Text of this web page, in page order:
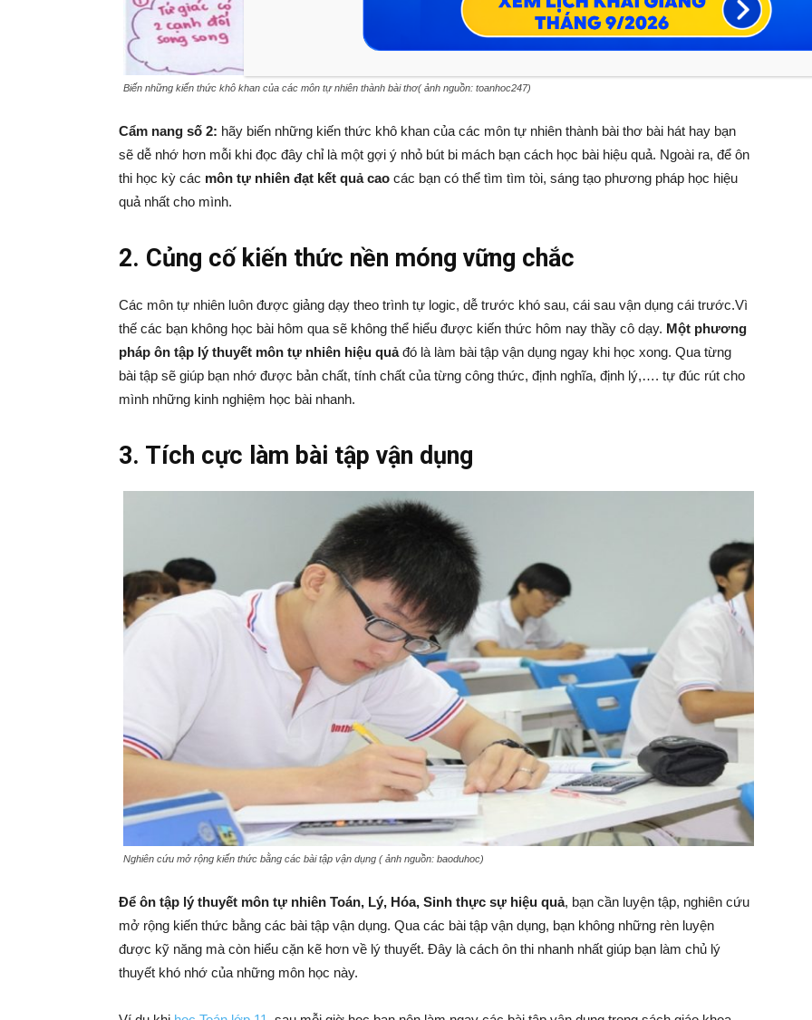
Biến những kiến thức khô khan của các môn tự nhiên thành bài thơ( ảnh nguồn: toanhoc247)
Cẩm nang số 2: hãy biến những kiến thức khô khan của các môn tự nhiên thành bài thơ bài hát hay bạn
sẽ dễ nhớ hơn mỗi khi đọc đây chỉ là một gợi ý nhỏ bút bi mách bạn cách học bài hiệu quả. Ngoài ra, để ôn
thi học kỳ các môn tự nhiên đạt kết quả caocác bạn có thể tìm tìm tòi, sáng tạo phương pháp học hiệu
quả nhất cho mình.
2. Củng cố kiến thức nền móng vững chắc
Các môn tự nhiên luôn được giảng dạy theo trình tự logic, dễ trước khó sau, cái sau vận dụng cái trước.Vì
thế các bạn không học bài hôm qua sẽ không thể hiểu được kiến thức hôm nay thầy cô dạy. Một phương
pháp ôn tập lý thuyết môn tự nhiên hiệu quảđó là làm bài tập vận dụng ngay khi học xong. Qua từng
bài tập sẽ giúp bạn nhớ được bản chất, tính chất của từng công thức, định nghĩa, định lý,…. tự đúc rút cho
mình những kinh nghiệm học bài nhanh.
3. Tích cực làm bài tập vận dụng
Nghiên cứu mở rộng kiến thức bằng các bài tập vận dụng ( ảnh nguồn: baoduhoc)
Để ôn tập lý thuyết môn tự nhiên Toán, Lý, Hóa, Sinh thực sự hiệu quả, bạn cần luyện tập, nghiên cứu
mở rộng kiến thức bằng các bài tập vận dụng. Qua các bài tập vận dụng, bạn không những rèn luyện
được kỹ năng mà còn hiểu cặn kẽ hơn về lý thuyết. Đây là cách ôn thi nhanh nhất giúp bạn làm chủ lý
thuyết khó nhớ của những môn học này.